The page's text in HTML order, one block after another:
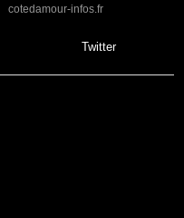
cotedamour-infos.fr
Twitter